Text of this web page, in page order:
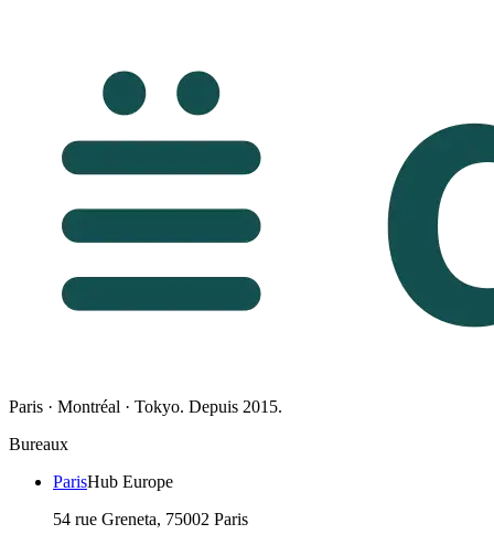
Paris · Montréal · Tokyo. Depuis 2015.
Bureaux
ParisHub Europe
54 rue Greneta, 75002 Paris